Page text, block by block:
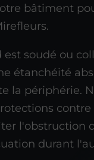
bâtiment
est soudé ou
étanchéité
la périphérie.
contre
l'obstruction
durant